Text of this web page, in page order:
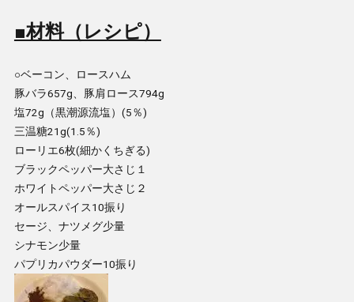
■材料（レシピ）
○ベーコン、ロースハム
豚バラ657g、豚肩ロース794g
塩72g（黒潮源流塩）(5％)
三温糖21g(1.5％)
ローリエ6枚(細かくちぎる)
ブラックペッパー大さじ１
ホワイトペッパー大さじ２
オールスパイス10振り
セージ、ナツメグ少量
シナモン少量
パプリカパウダー10振り